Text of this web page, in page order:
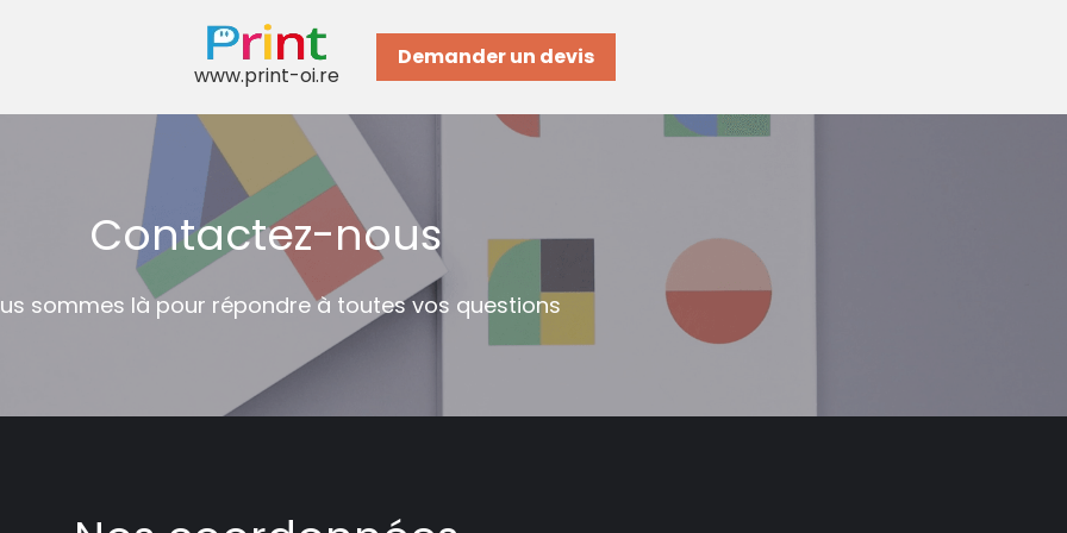
www.print-oi.re
Demander un devis
Contactez-nous
sommes là pour répondre à toutes vos questions